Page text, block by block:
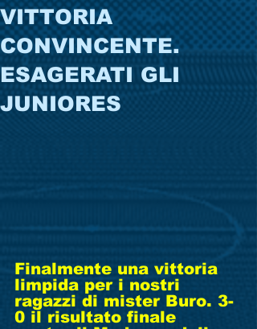
VITTORIA
CONVINCENTE.
ESAGERATI GLI
JUNIORES
Finalmente una vittoria
limpida per i nostri
ragazzi di mister Buro. 3-
0 il risultato finale